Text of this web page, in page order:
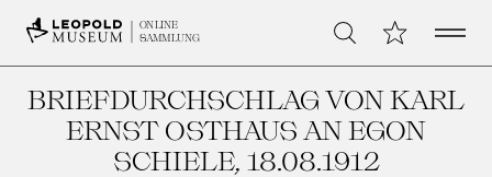
ONLINE
SAMMLUNG
Suche Meine Open
BRIEFDURCHSCHLAG VON KARL
ERNST OSTHAUS AN EGON
SCHIELE, 18.08.1912